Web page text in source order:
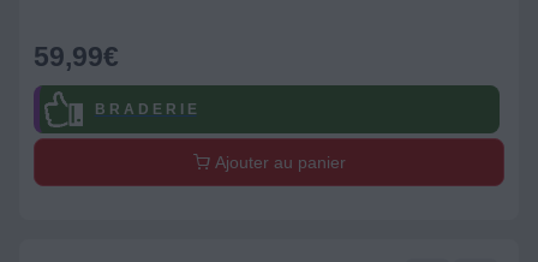
59,99€
B R A D E R I E
Ajouter au panier